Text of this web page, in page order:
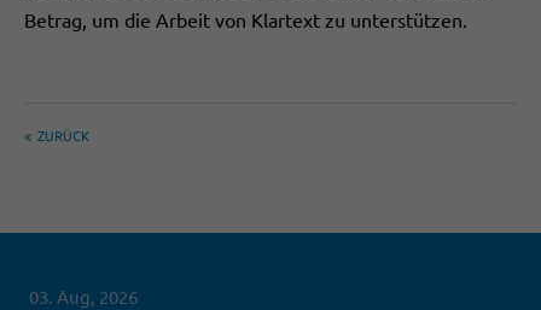
Betrag, um die Arbeit von Klartext zu unterstützen.
ZURÜCK
03. Aug, 2026